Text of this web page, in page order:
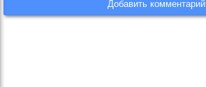
Добавить комментарий